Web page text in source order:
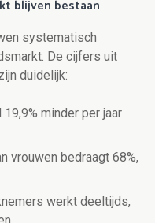
blijven bestaan
systematisch
De cijfers uit
duidelijk:
minder per jaar
vrouwen bedraagt 68%,
werkt deeltijds,